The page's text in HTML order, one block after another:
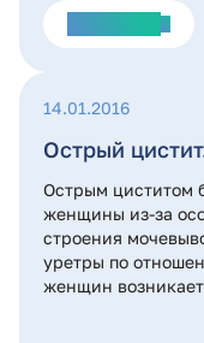
болезней.
14.01.2016
Острый
Острым циститом
женщины из-за
строения
уретры по
женщин